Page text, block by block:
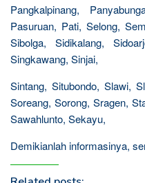
Pangkalpinang,
Pasuruan, Pati, Selong,
Sibolga, Sidikalang,
Singkawang, Sinjai,
Sintang, Situbondo, Slawi,
Soreang, Sorong, Sragen,
Sawahlunto, Sekayu,
Demikianlah informasinya,